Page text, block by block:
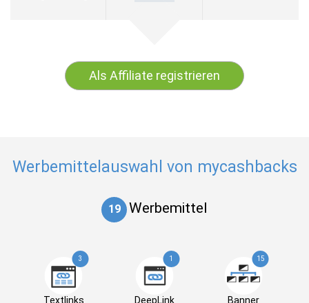
Als Affiliate registrieren
Werbemittelauswahl von mycashbacks
19 Werbemittel
3
Textlinks
1
DeepLink
15
Banner